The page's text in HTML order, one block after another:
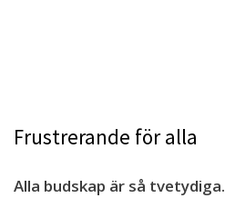
Frustrerande för alla
Alla budskap är så tvetydiga.